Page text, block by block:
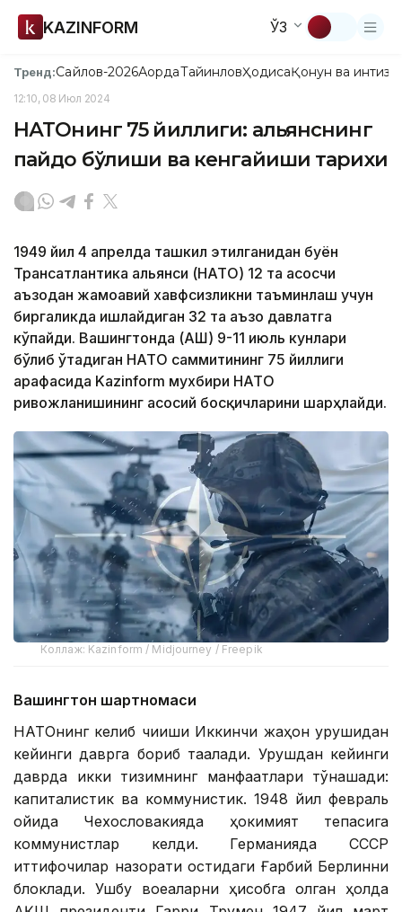
KAZINFORM ЎЗ
Тренд:Сайлов-2026АқордаТайинловҲодисаҚонун ва
12:10, 08 Июл 2024
НАТОнинг 75 йиллиги: альянснинг
пайдо бўлиши ва кенгайиши тарихи
1949 йил 4 апрелда ташкил этилганидан буён
Трансатлантика альянси (НАТО) 12 та асосчи
аъзодан жамоавий хавфсизликни таъминлаш учун
биргаликда ишлайдиган 32 та аъзо давлатга
кўпайди. Вашингтонда (АҚШ) 9-11 июль кунлари
бўлиб ўтадиган НАТО саммитининг 75 йиллиги
арафасида Kazinform мухбири НАТО
ривожланишининг асосий босқичларини шарҳлайди.
Коллаж: Kazinform / Midjourney / Freepik
Вашингтон шартномаси
НАТОнинг келиб чиқиши Иккинчи жаҳон урушидан
кейинги даврга бориб тақалади. Урушдан кейинги
даврда икки тизимнинг манфаатлари тўқнашади:
капиталистик ва коммунистик. 1948 йил февраль
ойида Чехословакияда ҳокимият тепасига
коммунистлар келди. Германияда СССР
иттифоқчилар назорати остидаги Ғарбий Берлинни
блоклади. Ушбу воқеаларни ҳисобга олган ҳолда